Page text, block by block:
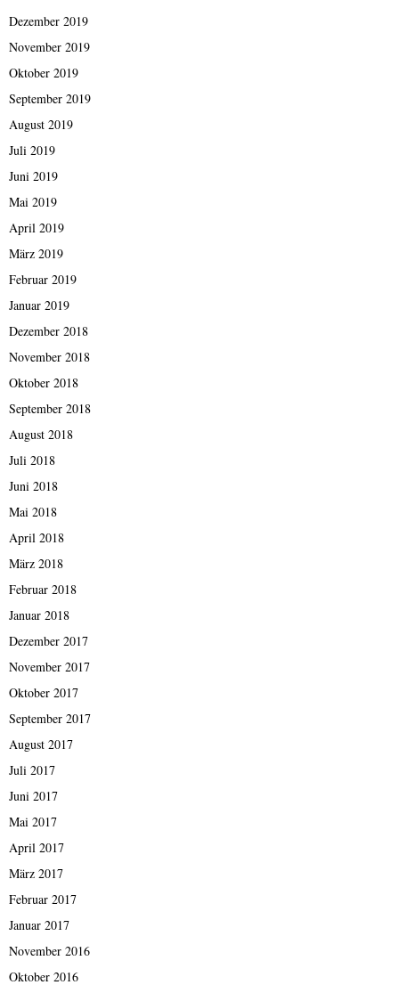
Dezember 2019
November 2019
Oktober 2019
September 2019
August 2019
Juli 2019
Juni 2019
Mai 2019
April 2019
März 2019
Februar 2019
Januar 2019
Dezember 2018
November 2018
Oktober 2018
September 2018
August 2018
Juli 2018
Juni 2018
Mai 2018
April 2018
März 2018
Februar 2018
Januar 2018
Dezember 2017
November 2017
Oktober 2017
September 2017
August 2017
Juli 2017
Juni 2017
Mai 2017
April 2017
März 2017
Februar 2017
Januar 2017
November 2016
Oktober 2016